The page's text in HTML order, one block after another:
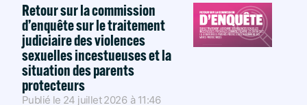
Retour sur la commission
d’enquête sur le traitement
judiciaire des violences
sexuelles incestueuses et la
situation des parents
protecteurs
Publié le 24 juillet 2026 à 11:46